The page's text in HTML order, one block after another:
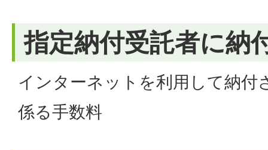
指定納付受託者に納
インターネットを利用して納付
係る手数料